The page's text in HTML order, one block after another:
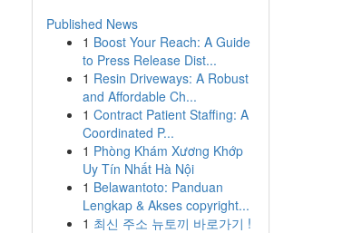
Published News
1 Boost Your Reach: A Guide
to Press Release Dist...
1 Resin Driveways: A Robust
and Affordable Ch...
1 Contract Patient Staffing: A
Coordinated P...
1 Phòng Khám Xương Khớp
Uy Tín Nhất Hà Nội
1 Belawantoto: Panduan
Lengkap & Akses copyright...
1 최신 주소 뉴토끼 바로가기 !